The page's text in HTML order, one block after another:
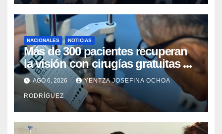
NACIONALES NOTICIAS
Más de 300 pacientes recuperan
la visión con cirugías gratuitas de
cataratas en Zulia
AGO 6, 2026 YENTZA JOSEFINA OCHOA
RODRÍGUEZ